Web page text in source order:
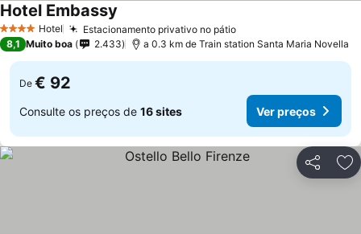
4 EstrelasHotel Estacionamento privativo no pátioVer preços
Hotel Embassy
8,1 Muito boa 2.433 a 0.3 km de Train station Santa Maria Novella
De € 92
Consulte os preços de 16 sites Ver preços
Partilhar